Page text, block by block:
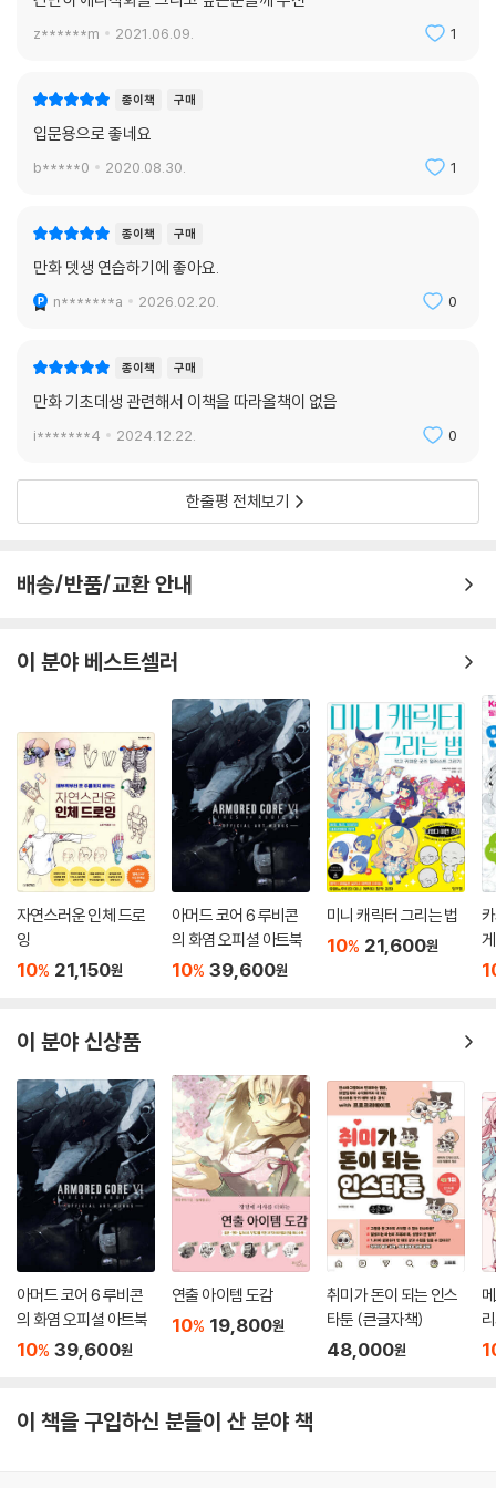
발가락의 움직임 128
양한 발가락의 움직임
다리와 하체 그리는 법 130
여러 가지 다리 모양 / 기본 포즈 / 장면 그리기
전신을 사용한 움직임 134
세 / 감정 표현
몸 윤곽 생각해 그리기 / 목둘레 생각해 그리기
티셔츠의 구조 / 단계별 그리기 / 바지의 구조 / 단계별 그리기
똑바로 바라본 구도
스웨터의 구조 / 단계별 그리기 / 치마의 구조 / 단계별 그리기
스웨터와 치마의 360도 마스터 150
똑바로 바라본 구도
옷 주름의 기본을 배워보자 152
사진과 그림의 비교
3가지 옷 주름의 표현 154
밀린 주름 / 당겨진 주름 /늘어진 주름
주름으로 옷 소재 표현하기 156
얇고 부드러운 소재 / 얇고 뻣뻣한 소재 / 두껍고 부드러운 소재 / 두껍고
옷 주름으로 여성의 체형 표현하기 160
여성의 옷 주름 표현 / 가슴의 표현 / 엉덩이의 표현
옷 주름으로 남성의 체형 표현하기 162
남성의 옷 주름 표현 / 옷 주름으로 근육 표현하기 /
종류별 치마 그리기 164
치마의 3종류 / 다양한 각도에서 그리기 / 앉고 걸을 때의 치마의 움직임 /
다양한 장면에서 치마의 움직임
PART 5. 다양한 장면 그리는 법 169~219
는 장면 / 도시락 먹는 장면 / 서로 장난하는 장면 / 하교하는 커플의 장면
z******m 2021.06.09. 1
종이책 구매
입문용으로 좋네요
b*****0 2020.08.30. 1
종이책 구매
만화 뎃생 연습하기에 좋아요.
n*******a 2026.02.20. 0
종이책 구매
만화 기초데생 관련해서 이책을 따라올책이 없음
i*******4 2024.12.22. 0
한줄평 전체보기
배송/반품/교환 안내
이 분야 베스트셀러
자연스러운 인체 드로
잉
10% 21,150원
아머드 코어 6 루비콘
의 화염 오피셜 아트북
10% 39,600원
미니 캐릭터 그리는 법
10% 21,600원
이 분야 신상품
아머드 코어 6 루비콘
의 화염 오피셜 아트북
10% 39,600원
연출 아이템 도감
10% 19,800원
취미가 돈이 되는 인스
타툰 (큰글자책)
48,000원
이 책을 구입하신 분들이 산 분야 책